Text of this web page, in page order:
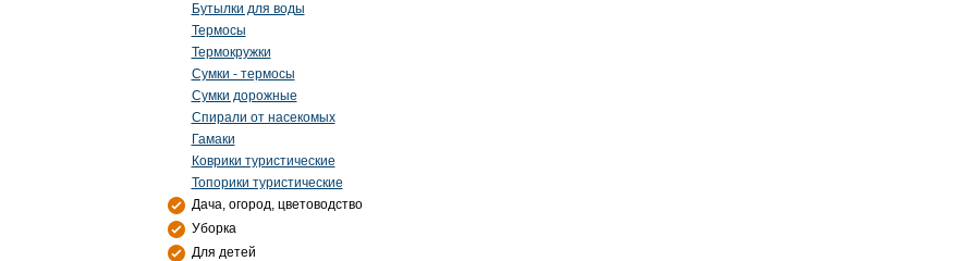
Бутылки для воды
Термосы
Термокружки
Сумки - термосы
Сумки дорожные
Спирали от насекомых
Гамаки
Коврики туристические
Топорики туристические
Дача, огород, цветоводство
Уборка
Для детей